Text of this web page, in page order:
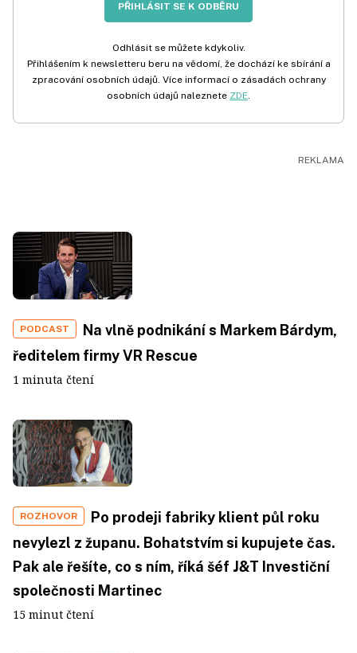
PŘIHLÁSIT SE K ODBĚRU
Odhlásit se můžete kdykoliv.
Přihlášením k newsletteru beru na vědomí, že dochází ke sbírání a
zpracování osobních údajů. Více informací o zásadách ochrany
osobních údajů naleznete ZDE.
PODCAST
Na vlně podnikání s Markem Bárdym,
ředitelem firmy VR Rescue
1 minuta čtení
ROZHOVOR
Po prodeji fabriky klient půl roku
nevylezl z županu. Bohatstvím si kupujete čas.
Pak ale řešíte, co s ním, říká šéf J&T Investiční
společnosti Martinec
15 minut čtení